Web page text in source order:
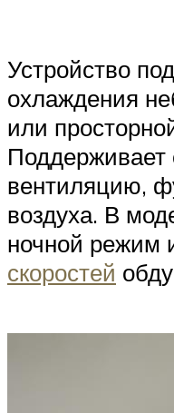
Устройство
охлаждения
или
Поддерживает
вентиляцию,
воздуха. В
ночной режим
скоростей